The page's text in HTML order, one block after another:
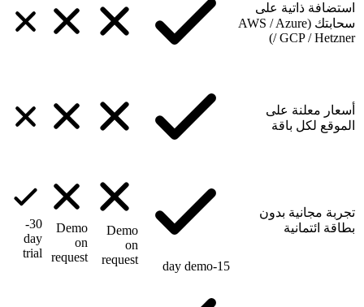
استضافة ذاتية على
سحابتك (AWS / Azure
/ GCP / Hetzner)
أسعار معلنة على
الموقع لكل باقة
تجربة مجانية بدون
بطاقة ائتمانية
15-day demo
Demo
on
request
Demo
on
request
30-
day
trial